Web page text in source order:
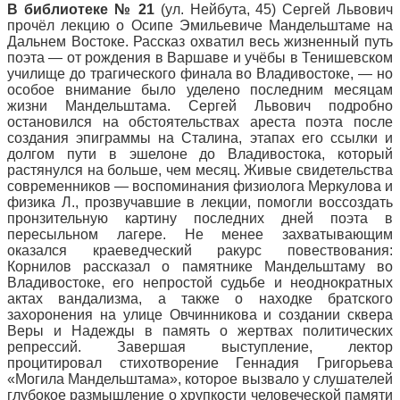
В библиотеке № 21 (ул. Нейбута, 45) Сергей Львович
прочёл лекцию о Осипе Эмильевиче Мандельштаме на
Дальнем Востоке. Рассказ охватил весь жизненный путь
поэта — от рождения в Варшаве и учёбы в Тенишевском
училище до трагического финала во Владивостоке, — но
особое внимание было уделено последним месяцам
жизни Мандельштама. Сергей Львович подробно
остановился на обстоятельствах ареста поэта после
создания эпиграммы на Сталина, этапах его ссылки и
долгом пути в эшелоне до Владивостока, который
растянулся на больше, чем месяц. Живые свидетельства
современников — воспоминания физиолога Меркулова и
физика Л., прозвучавшие в лекции, помогли воссоздать
пронзительную картину последних дней поэта в
пересыльном лагере. Не менее захватывающим
оказался краеведческий ракурс повествования:
Корнилов рассказал о памятнике Мандельштаму во
Владивостоке, его непростой судьбе и неоднократных
актах вандализма, а также о находке братского
захоронения на улице Овчинникова и создании сквера
Веры и Надежды в память о жертвах политических
репрессий. Завершая выступление, лектор
процитировал стихотворение Геннадия Григорьева
«Могила Мандельштама», которое вызвало у слушателей
глубокое размышление о хрупкости человеческой памяти